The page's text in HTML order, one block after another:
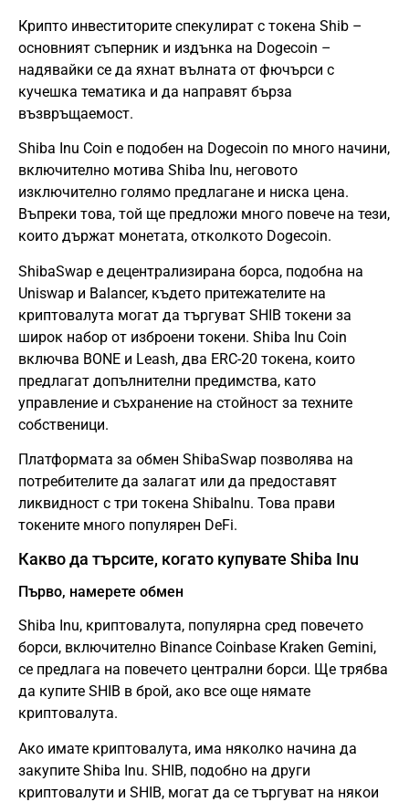
Крипто инвеститорите спекулират с токена Shib –
основният съперник и издънка на Dogecoin –
надявайки се да яхнат вълната от фючърси с
кучешка тематика и да направят бърза
възвръщаемост.
Shiba Inu Coin е подобен на Dogecoin по много начини,
включително мотива Shiba Inu, неговото
изключително голямо предлагане и ниска цена.
Въпреки това, той ще предложи много повече на тези,
които държат монетата, отколкото Dogecoin.
ShibaSwap е децентрализирана борса, подобна на
Uniswap и Balancer, където притежателите на
криптовалута могат да търгуват SHIB токени за
широк набор от изброени токени. Shiba Inu Coin
включва BONE и Leash, два ERC-20 токена, които
предлагат допълнителни предимства, като
управление и съхранение на стойност за техните
собственици.
Платформата за обмен ShibaSwap позволява на
потребителите да залагат или да предоставят
ликвидност с три токена ShibaInu. Това прави
токените много популярен DeFi.
Какво да търсите, когато купувате Shiba Inu
Първо, намерете обмен
Shiba Inu, криптовалута, популярна сред повечето
борси, включително Binance Coinbase Kraken Gemini,
се предлага на повечето централни борси. Ще трябва
да купите SHIB в брой, ако все още нямате
криптовалута.
Ако имате криптовалута, има няколко начина да
закупите Shiba Inu. SHIB, подобно на други
криптовалути и SHIB, могат да се търгуват на някои